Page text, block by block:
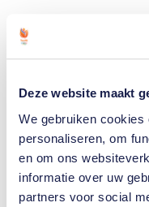
Deze website maakt
We gebruiken
personaliseren, om
en om ons
informatie over uw
partners voor social
Welke
ooit
Olympische